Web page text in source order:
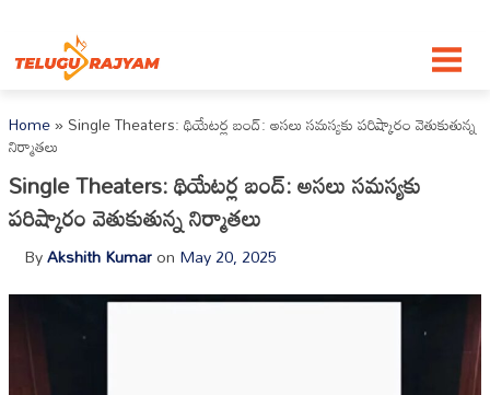
Home»Single Theaters: థియేటర్ల బంద్: అసలు సమస్యకు పరిష్కారం వెతుకుతున్న
నిర్మాతలు
Single Theaters: థియేటర్ల బంద్: అసలు సమస్యకు
పరిష్కారం వెతుకుతున్న నిర్మాతలు
ByAkshith Kumaron May 20, 2025